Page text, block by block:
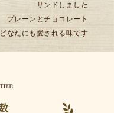
サンドしました
プレーンとチョコレート
どなたにも愛される味です